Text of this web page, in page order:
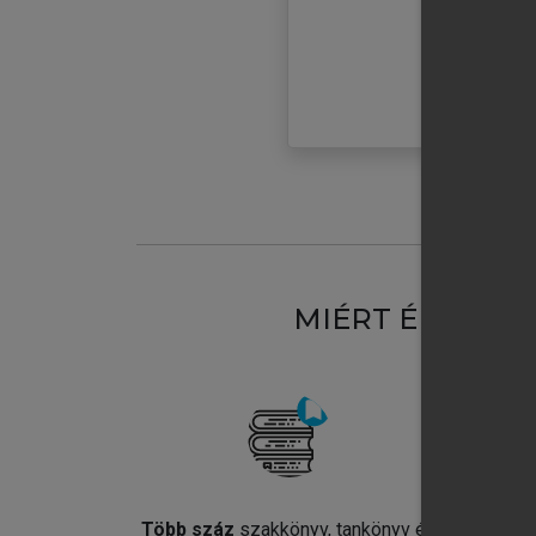
MIÉRT
Több száz szakkönyv, tankönyv és